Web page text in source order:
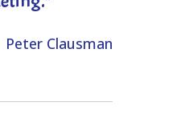
Peter Clausman